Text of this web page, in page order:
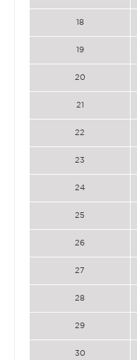
18
19
20
21
22
23
24
25
26
27
28
29
30